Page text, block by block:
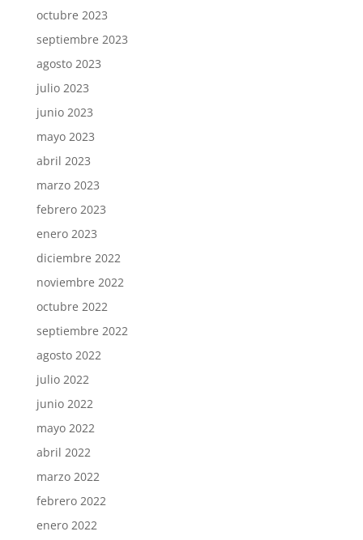
octubre 2023
septiembre 2023
agosto 2023
julio 2023
junio 2023
mayo 2023
abril 2023
marzo 2023
febrero 2023
enero 2023
diciembre 2022
noviembre 2022
octubre 2022
septiembre 2022
agosto 2022
julio 2022
junio 2022
mayo 2022
abril 2022
marzo 2022
febrero 2022
enero 2022